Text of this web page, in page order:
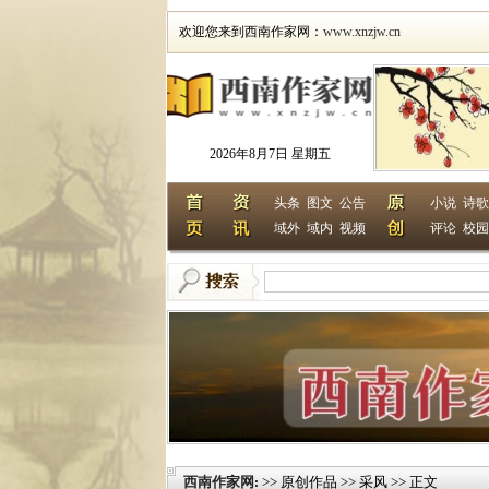
欢迎您来到西南作家网： www.xnzjw.cn
2026年8月7日 星期五
头条 图文 公告
域外 域内 视频
小说 诗歌
评论 校园
西南作家网 : >> 原创作品 >> 采风 >> 正文